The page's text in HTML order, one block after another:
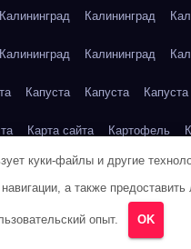
Калининград Калининград
Калининград Калининград
Капуста Капуста Капуста
Карта сайта Картофель
Картофель Картофель
Кейптаун
куки-файлы и другие
а также
опыт. OK